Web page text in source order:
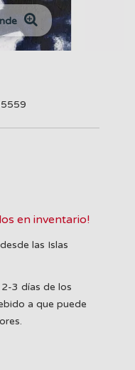
en inventario!
desde las Islas
3 días de los
a que puede